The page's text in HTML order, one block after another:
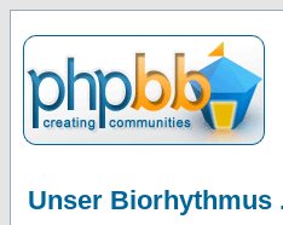
Unser Biorhythmus